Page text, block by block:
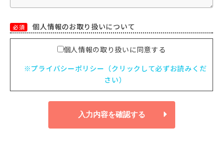
必須 個人情報のお取り扱いについて
個人情報の取り扱いに同意する
※プライバシーポリシー（クリックして必ずお読みくだ
さい）
入力内容を確認する